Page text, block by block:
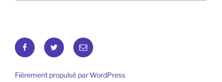
Eau
de
Romain
Miller
E-
mail
Fièrement propulsé par WordPress